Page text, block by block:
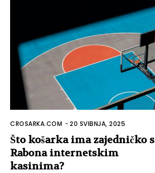
CROSARKA.COM -20 SVIBNJA, 2025
Što košarka ima zajedničko s
Rabona internetskim
kasinima?